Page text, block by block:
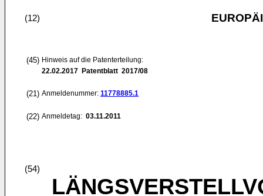
(12)
(45) Hinweis auf die Patenterteilung:
22.02.2017 Patentblatt 2017/08
(21) Anmeldenummer: 11778885.1
(22) Anmeldetag: 03.11.2011
(54)